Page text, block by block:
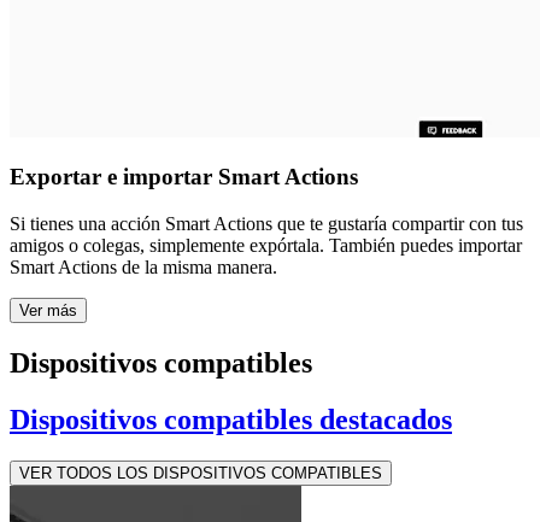
Exportar e importar Smart Actions
Si tienes una acción Smart Actions que te gustaría compartir con tus
amigos o colegas, simplemente expórtala. También puedes importar
Smart Actions de la misma manera.
Ver más
Dispositivos compatibles
Dispositivos compatibles destacados
VER TODOS LOS DISPOSITIVOS COMPATIBLES